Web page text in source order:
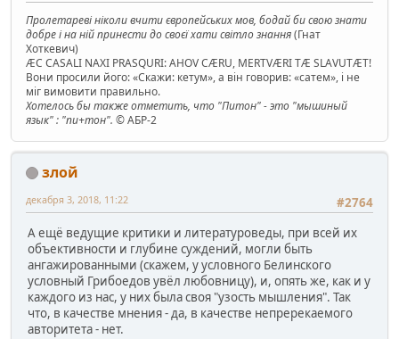
Пролетареві ніколи вчити європейських мов, бодай би свою знати
добре і на ній принести до своєї хати світло знання(Гнат
Хоткевич)
ÆC CASALI NAXI PRASQURI: AHOV CÆRU, MERTVÆRI TÆ SLAVUTÆT!
Вони просили його: «Скажи: кетум», а він говорив: «сатем», і не
міг вимовити правильно.
Хотелось бы также отметить, что "Питон" - это "мышиный
язык" : "пи+тон". © АБР-2
злой
#2764
декабря 3, 2018, 11:22
А ещё ведущие критики и литературоведы, при всей их
объективности и глубине суждений, могли быть
ангажированными (скажем, у условного Белинского
условный Грибоедов увёл любовницу), и, опять же, как и у
каждого из нас, у них была своя "узость мышления". Так
что, в качестве мнения - да, в качестве непререкаемого
авторитета - нет.